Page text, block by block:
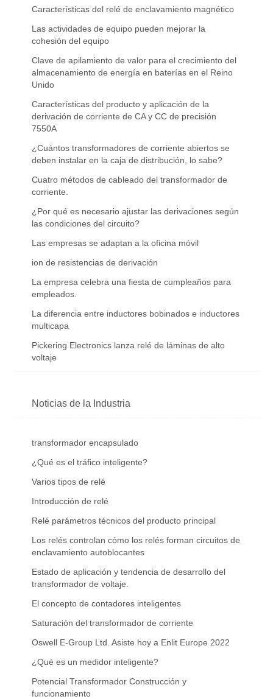
Características del relé de enclavamiento magnético
Las actividades de equipo pueden mejorar la
cohesión del equipo
Clave de apilamiento de valor para el crecimiento del
almacenamiento de energía en baterías en el Reino
Unido
Características del producto y aplicación de la
derivación de corriente de CA y CC de precisión
7550A
¿Cuántos transformadores de corriente abiertos se
deben instalar en la caja de distribución, lo sabe?
Cuatro métodos de cableado del transformador de
corriente.
¿Por qué es necesario ajustar las derivaciones según
las condiciones del circuito?
Las empresas se adaptan a la oficina móvil
ion de resistencias de derivación
La empresa celebra una fiesta de cumpleaños para
empleados.
La diferencia entre inductores bobinados e inductores
multicapa
Pickering Electronics lanza relé de láminas de alto
voltaje
Noticias de la Industria
transformador encapsulado
¿Qué es el tráfico inteligente?
Varios tipos de relé
Introducción de relé
Relé parámetros técnicos del producto principal
Los relés controlan cómo los relés forman circuitos de
enclavamiento autoblocantes
Estado de aplicación y tendencia de desarrollo del
transformador de voltaje.
El concepto de contadores inteligentes
Saturación del transformador de corriente
Oswell E-Group Ltd. Asiste hoy a Enlit Europe 2022
¿Qué es un medidor inteligente?
Potencial Transformador Construcción y
funcionamiento